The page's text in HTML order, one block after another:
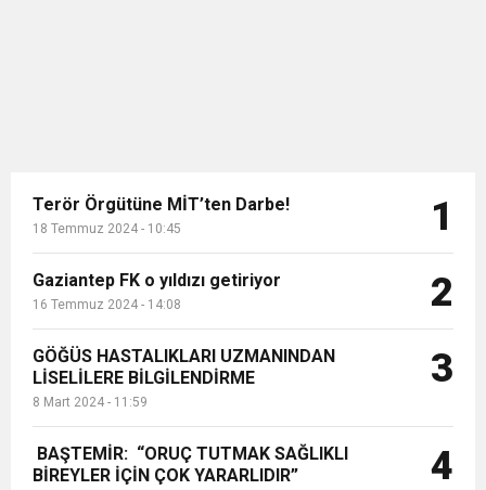
Terör Örgütüne MİT’ten Darbe!
18 Temmuz 2024 - 10:45 1
Gaziantep FK o yıldızı getiriyor
16 Temmuz 2024 - 14:08 2
GÖĞÜS HASTALIKLARI UZMANINDAN
LİSELİLERE BİLGİLENDİRME
8 Mart 2024 - 11:59
3
BAŞTEMİR: “ORUÇ TUTMAK SAĞLIKLI
BİREYLER İÇİN ÇOK YARARLIDIR”
4